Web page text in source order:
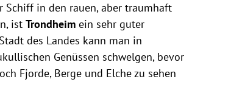
Schiff in den rauen, aber traumhaft
ist Trondheim ein sehr guter
des Landes kann man in
Genüssen schwelgen, bevor
Fjorde, Berge und Elche zu sehen